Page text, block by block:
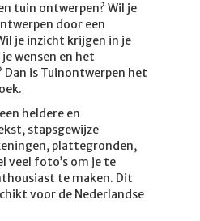
tuin ontwerpen? Wil je
door een
je inzicht krijgen in je
wensen en het
Dan is Tuinontwerpen het
heldere en
stapsgewijze
plattegronden,
veel foto’s om je te
te maken. Dit
voor de Nederlandse